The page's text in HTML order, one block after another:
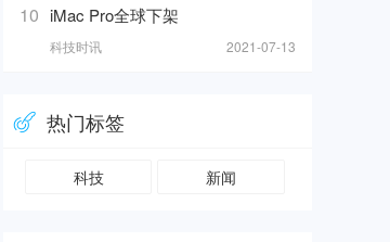
10 iMac Pro全球下架
科技时讯 2021-07-13
热门标签
科技 新闻